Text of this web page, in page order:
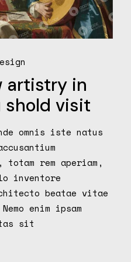
artistry in
shold visit
omnis iste natus
totam rem aperiam,
inventore
beatae vitae
enim ipsam
sit